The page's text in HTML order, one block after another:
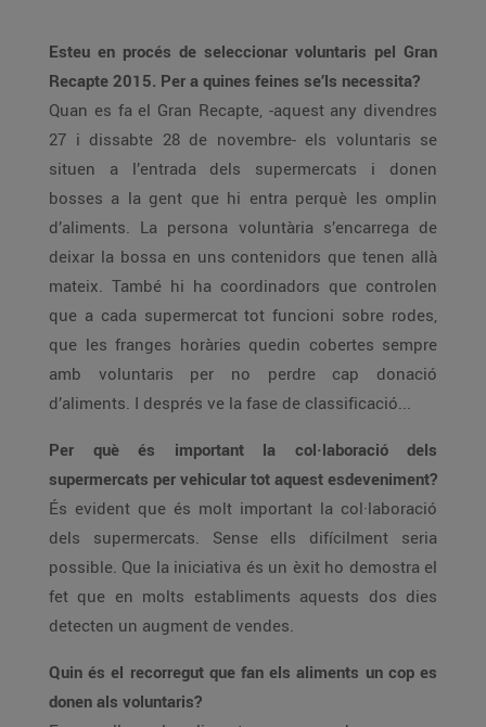
Esteu en procés de seleccionar voluntaris pel Gran
Recapte 2015. Per a quines feines se’ls necessita?
Quan es fa el Gran Recapte, -aquest any divendres
27 i dissabte 28 de novembre- els voluntaris se
situen a l’entrada dels supermercats i donen
bosses a la gent que hi entra perquè les omplin
d’aliments. La persona voluntària s’encarrega de
deixar la bossa en uns contenidors que tenen allà
mateix. També hi ha coordinadors que controlen
que a cada supermercat tot funcioni sobre rodes,
que les franges horàries quedin cobertes sempre
amb voluntaris per no perdre cap donació
d’aliments. I després ve la fase de classificació...
Per què és important la col·laboració dels
supermercats per vehicular tot aquest esdeveniment?
És evident que és molt important la col·laboració
dels supermercats. Sense ells difícilment seria
possible. Que la iniciativa és un èxit ho demostra el
fet que en molts establiments aquests dos dies
detecten un augment de vendes.
Quin és el recorregut que fan els aliments un cop es
donen als voluntaris?